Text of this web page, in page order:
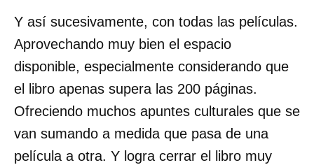
Y así sucesivamente, con todas las películas.
Aprovechando muy bien el espacio
disponible, especialmente considerando que
el libro apenas supera las 200 páginas.
Ofreciendo muchos apuntes culturales que se
van sumando a medida que pasa de una
película a otra. Y logra cerrar el libro muy